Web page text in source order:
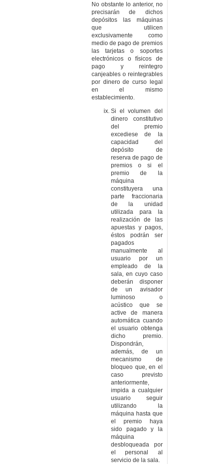
No obstante lo anterior, no
precisarán de dichos
depósitos las máquinas
que utilicen
exclusivamente como
medio de pago de premios
las tarjetas o soportes
electrónicos o físicos de
pago y reintegro
canjeables o reintegrables
por dinero de curso legal
en el mismo
establecimiento.
Si el volumen del
dinero constitutivo
del premio
excediese de la
capacidad del
depósito de
reserva de pago de
premios o si el
premio de la
máquina
constituyera una
parte fraccionaria
de la unidad
utilizada para la
realización de las
apuestas y pagos,
éstos podrán ser
pagados
manualmente al
usuario por un
empleado de la
sala, en cuyo caso
deberán disponer
de un avisador
luminoso o
acústico que se
active de manera
automática cuando
el usuario obtenga
dicho premio.
Dispondrán,
además, de un
mecanismo de
bloqueo que, en el
caso previsto
anteriormente,
impida a cualquier
usuario seguir
utilizando la
máquina hasta que
el premio haya
sido pagado y la
máquina
desbloqueada por
el personal al
servicio de la sala.